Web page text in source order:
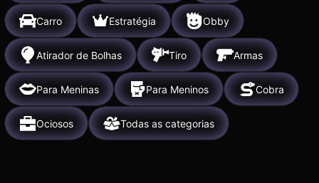
Carro Estratégia Obby
Atirador de Bolhas Tiro Armas
Para Meninas Para Meninos Cobra
Ociosos Todas as categorias